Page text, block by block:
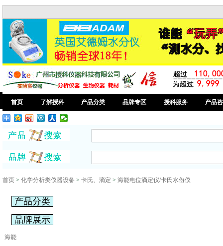
首页 了解授科 产品分类 品牌专区 授科服务 产品
首页> 化学分析类仪器设备 > 卡氏、滴定 > 海能电位滴定仪/卡氏水份仪
产品分类
品牌展示
海能